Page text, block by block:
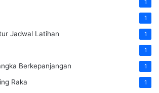
1
1
Jadwal Latihan 1
1
Berkepanjangan 1
Raka 1